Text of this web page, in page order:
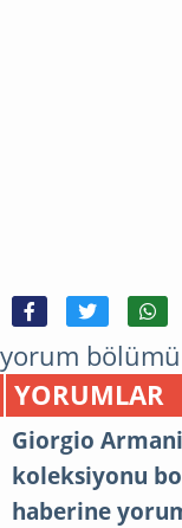
yorum bölümü
YORUMLAR
Giorgio
koleksiyonu
haberine